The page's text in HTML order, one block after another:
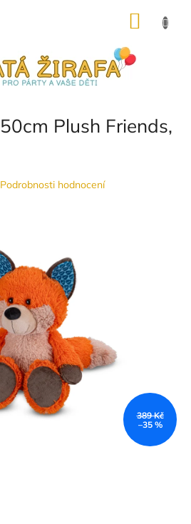
Plush Friends,
Podrobnosti hodnocení
389 Kč
–35 %